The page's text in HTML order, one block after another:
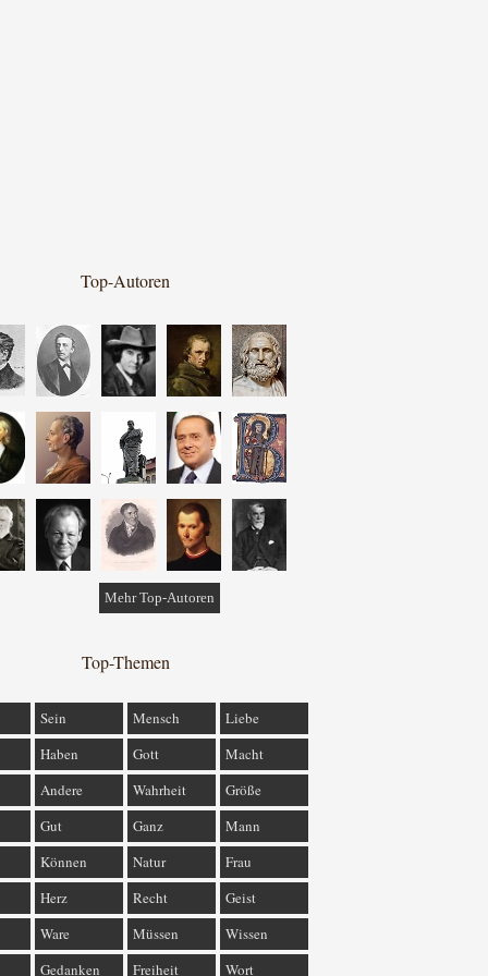
Top-Autoren
Mehr Top-Autoren
Top-Themen
Sein Mensch
Liebe
Haben Gott
Macht
Andere Wahrheit
Größe
Gut Ganz
Mann
Können Natur
Frau
Herz Recht
Geist
Ware Müssen
Wissen
Gedanken Freiheit
Wort